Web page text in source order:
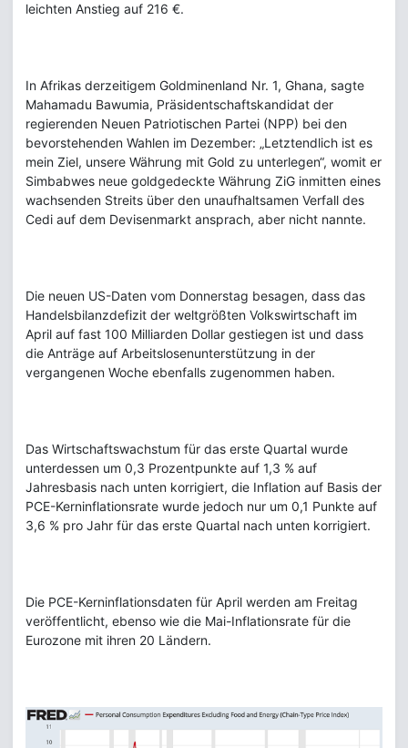
leichten Anstieg auf 216 €.
In Afrikas derzeitigem Goldminenland Nr. 1, Ghana, sagte
Mahamadu Bawumia, Präsidentschaftskandidat der
regierenden Neuen Patriotischen Partei (NPP) bei den
bevorstehenden Wahlen im Dezember: „Letztendlich ist es
mein Ziel, unsere Währung mit Gold zu unterlegen“, womit er
Simbabwes neue goldgedeckte Währung ZiG inmitten eines
wachsenden Streits über den unaufhaltsamen Verfall des
Cedi auf dem Devisenmarkt ansprach, aber nicht nannte.
Die neuen US-Daten vom Donnerstag besagen, dass das
Handelsbilanzdefizit der weltgrößten Volkswirtschaft im
April auf fast 100 Milliarden Dollar gestiegen ist und dass
die Anträge auf Arbeitslosenunterstützung in der
vergangenen Woche ebenfalls zugenommen haben.
Das Wirtschaftswachstum für das erste Quartal wurde
unterdessen um 0,3 Prozentpunkte auf 1,3 % auf
Jahresbasis nach unten korrigiert, die Inflation auf Basis der
PCE-Kerninflationsrate wurde jedoch nur um 0,1 Punkte auf
3,6 % pro Jahr für das erste Quartal nach unten korrigiert.
Die PCE-Kerninflationsdaten für April werden am Freitag
veröffentlicht, ebenso wie die Mai-Inflationsrate für die
Eurozone mit ihren 20 Ländern.